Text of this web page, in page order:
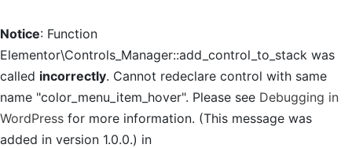
Notice: Function
Elementor\Controls_Manager::add_control_to_stack was
called incorrectly. Cannot redeclare control with same
name "color_menu_item_hover". Please see Debugging in
WordPress for more information. (This message was
added in version 1.0.0.) in